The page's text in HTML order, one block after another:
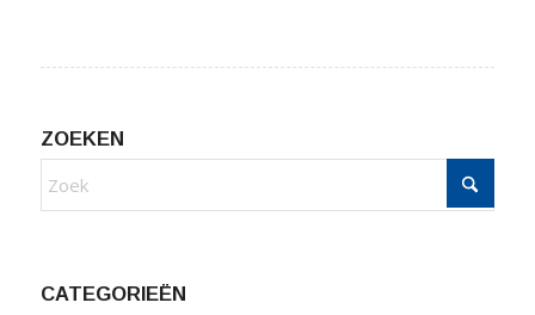
ZOEKEN
CATEGORIEËN